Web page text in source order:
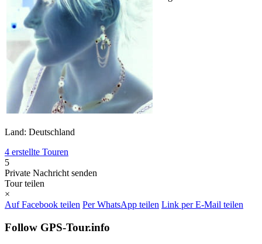
Land: Deutschland
4 erstellte Touren
5
Private Nachricht senden
Tour teilen
×
Auf Facebook teilen Per WhatsApp teilen Link per E-Mail teilen
Follow GPS-Tour.info